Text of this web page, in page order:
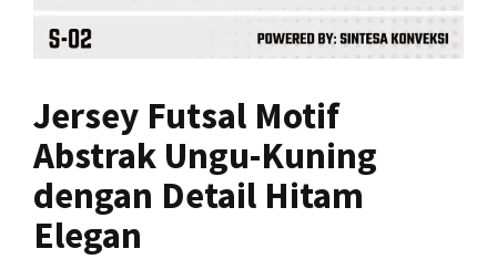
Jersey Futsal Motif
Abstrak Ungu-Kuning
dengan Detail Hitam
Elegan